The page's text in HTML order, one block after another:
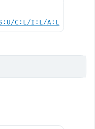
S:U/C:L/I:L/A:L